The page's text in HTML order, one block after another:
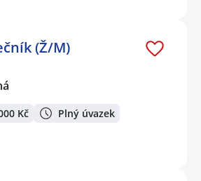
(Ž/M)
Kč Plný úvazek